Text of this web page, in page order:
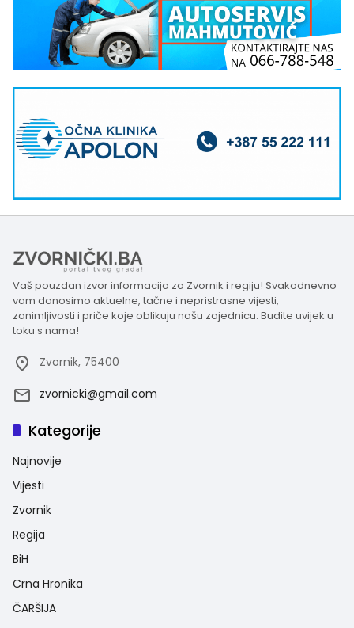
Vaš pouzdan izvor informacija za Zvornik i regiju! Svakodnevno
vam donosimo aktuelne, tačne i nepristrasne vijesti,
zanimljivosti i priče koje oblikuju našu zajednicu. Budite uvijek u
toku s nama!
Zvornik, 75400
zvornicki@gmail.com
Kategorije
Najnovije
Vijesti
Zvornik
Regija
BiH
Crna Hronika
ČARŠIJA